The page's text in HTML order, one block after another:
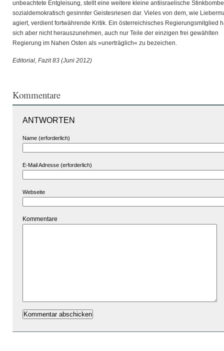
unbeachtete Entgleisung, stellt eine weitere kleine antiisraelische Stinkbombe
sozialdemokratisch gesinnter Geistesriesen dar. Vieles von dem, wie
agiert, verdient fortwährende Kritik. Ein österreichisches Regierungsmitglied
sich aber nicht herauszunehmen, auch nur Teile der einzigen frei gewählten
Regierung im Nahen Osten als »unerträglich« zu bezeichen.
Editorial, Fazit 83 (Juni 2012)
Kommentare
ANTWORTEN
Name (erforderlich)
E-Mail Adresse (erforderlich)
Webseite
Kommentare